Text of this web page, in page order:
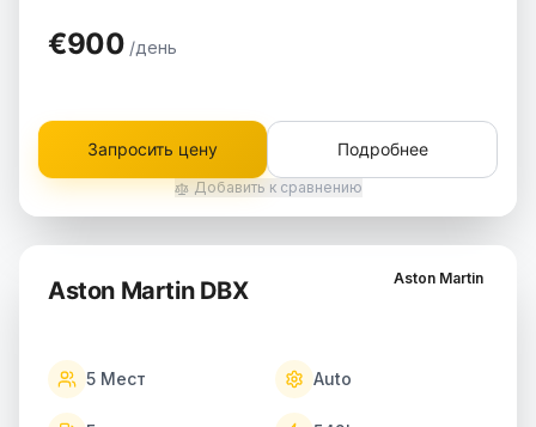
€900 /день
Запросить цену Подробнее
Добавить к сравнению
Aston Martin
Aston Martin DBX
5 Мест Auto